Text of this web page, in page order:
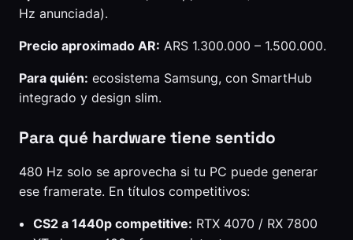
Hz anunciada).
Precio aproximado AR: ARS 1.300.000 – 1.500.000.
Para quién: ecosistema Samsung, con SmartHub
integrado y design slim.
Para qué hardware tiene sentido
480 Hz solo se aprovecha si tu PC puede generar
ese framerate. En títulos competitivos:
CS2 a 1440p competitive: RTX 4070 / RX 7800